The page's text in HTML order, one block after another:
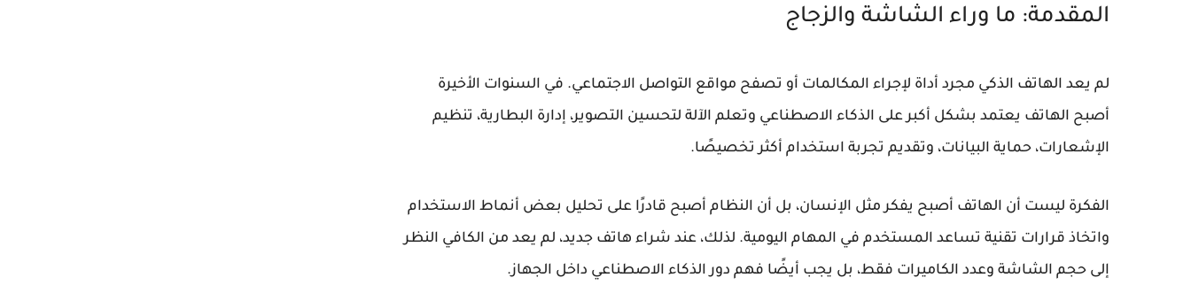
المقدمة: ما وراء الشاشة والزجاج
لم يعد الهاتف الذكي مجرد أداة لإجراء المكالمات أو تصفح مواقع التواصل الاجتماعي. في السنوات الأخيرة
أصبح الهاتف يعتمد بشكل أكبر على الذكاء الاصطناعي وتعلم الآلة لتحسين التصوير، إدارة البطارية، تنظيم
الإشعارات، حماية البيانات، وتقديم تجربة استخدام أكثر تخصيصًا.
الفكرة ليست أن الهاتف أصبح يفكر مثل الإنسان، بل أن النظام أصبح قادرًا على تحليل بعض أنماط الاستخدام
واتخاذ قرارات تقنية تساعد المستخدم في المهام اليومية. لذلك، عند شراء هاتف جديد، لم يعد من الكافي النظر
إلى حجم الشاشة وعدد الكاميرات فقط، بل يجب أيضًا فهم دور الذكاء الاصطناعي داخل الجهاز.